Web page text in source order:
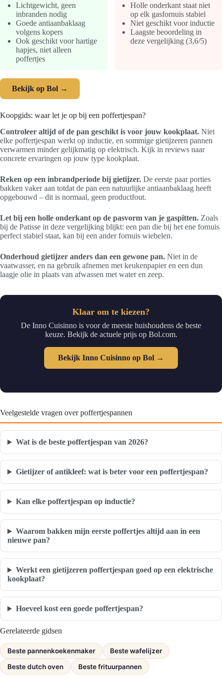
Lichtgewicht, geen
inbranden nodig
Goede antiaanbaklaag
volgens kopers
Ook geschikt voor hartige
hapjes, niet alleen
poffertjes
Holle onderkant staat niet
op elk gasfornuis stabiel
Niet geschikt voor inductie
Laagste beoordeling in
deze vergelijking (3,6/5)
Bekijk op Bol →
Koopgids: waar let je op bij een poffertjespan?
Controleer altijd of de pan geschikt is voor jouw kookplaat. Niet
elke poffertjespan werkt op inductie, en sommige gietijzeren pannen
verwarmen minder gelijkmatig op elektrisch. Kijk in reviews naar
concrete ervaringen op jouw type kookplaat.
Reken op een inbrandperiode bij gietijzer. De eerste paar porties
bakken vaker aan totdat de pan een natuurlijke antiaanbaklaag heeft
opgebouwd – dit is normaal, geen productfout.
Let bij een holle onderkant op de pasvorm van je gaspitten. Zoals
bij de Patisse in deze vergelijking blijkt: een pan die bij het ene fornuis
perfect stabiel staat, kan bij een ander fornuis wiebelen.
Onderhoud gietijzer anders dan een gewone pan. Niet in de
vaatwasser, en na gebruik afnemen met keukenpapier en een dun
laagje olie in plaats van afwassen met water en zeep.
Klaar om te kiezen?
De Inno Cuisinno is voor de meeste huishoudens de beste
keuze. Bekijk de actuele prijs op Bol.com.
Bekijk Inno Cuisinno op Bol →
Veelgestelde vragen over poffertjespannen
Wat is de beste poffertjespan van 2026?
Gietijzer of antikleef: wat is beter voor een poffertjespan?
Kan elke poffertjespan op inductie?
Waarom bakken mijn eerste poffertjes altijd aan in een
nieuwe pan?
Werkt een gietijzeren poffertjespan goed op een elektrische
kookplaat?
Hoeveel kost een goede poffertjespan?
Gerelateerde gidsen
Beste pannenkoekenmaker
Beste wafelijzer
Beste dutch oven
Beste frituurpannen